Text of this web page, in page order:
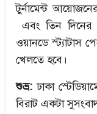
টুর্নামেন্ট
এবং তিন দিনের
ওয়ানডে স্ট্যাটাস
খেলতে হবে।
শুভ্র: ঢাকা
বিরাট একটা